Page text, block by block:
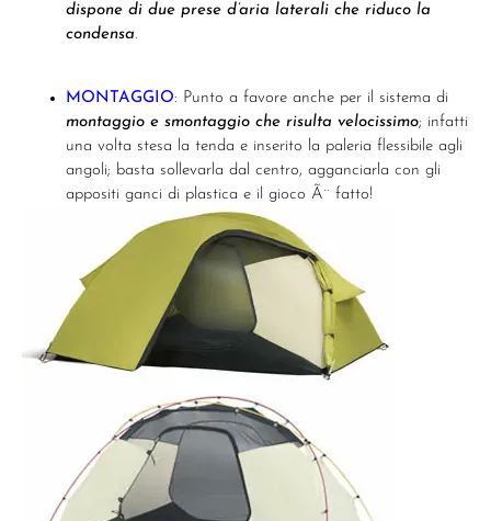
dispone di due prese d’aria laterali che riduco la
condensa.
MONTAGGIO: Punto a favore anche per il sistema di
montaggio e smontaggio che risulta velocissimo; infatti
una volta stesa la tenda e inserito la paleria flessibile agli
angoli; basta sollevarla dal centro, agganciarla con gli
appositi ganci di plastica e il gioco Ã¨ fatto!